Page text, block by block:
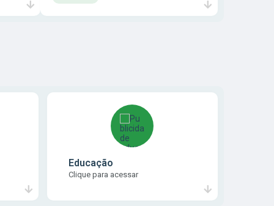
Educação
Clique para acessar